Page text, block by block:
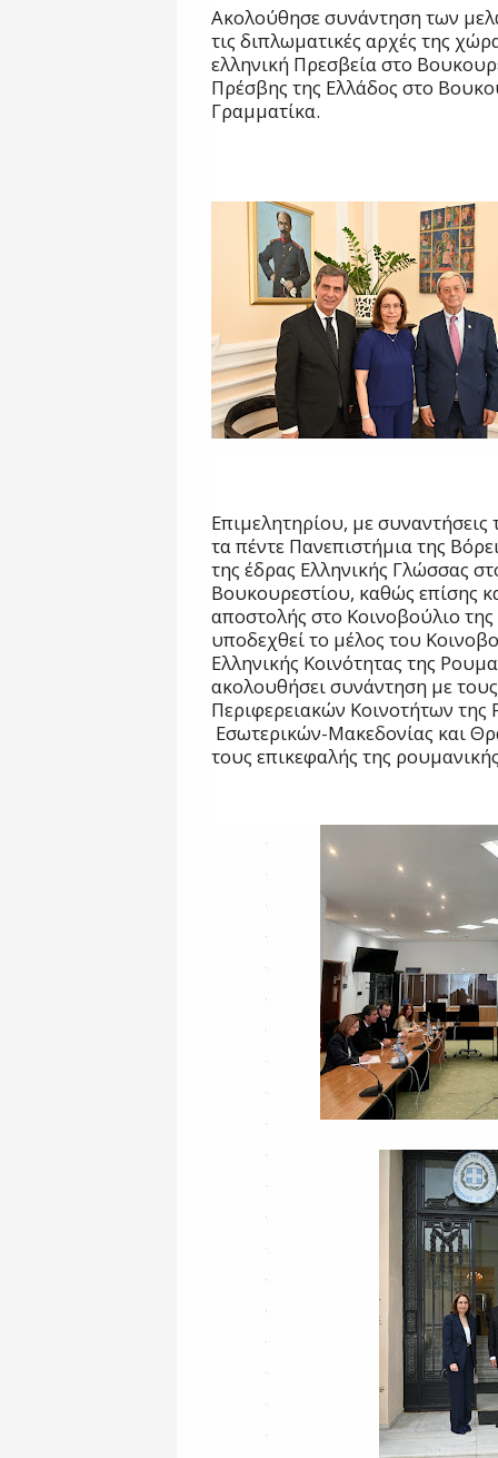
Ακολούθησε συνάντηση των
τις διπλωματικές αρχές της
ελληνική Πρεσβεία στο
Πρέσβης της Ελλάδος στο
Γραμματίκα.
Επιμελητηρίου, με
τα πέντε Πανεπιστήμια της
της έδρας Ελληνικής Γλώσσας
Βουκουρεστίου, καθώς επίσης
αποστολής στο Κοινοβούλιο
υποδεχθεί το μέλος του
Ελληνικής Κοινότητας της
ακολουθήσει συνάντηση με
Περιφερειακών Κοινοτήτων
Εσωτερικών-Μακεδονίας και
τους επικεφαλής της